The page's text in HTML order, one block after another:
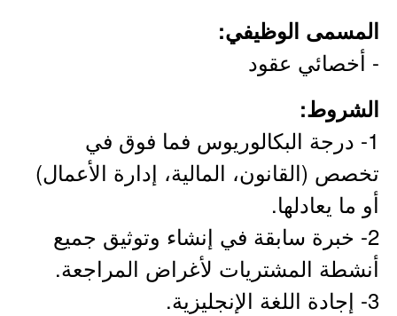
المسمى الوظيفي:
- أخصائي عقود
الشروط:
1- درجة البكالوريوس فما فوق في
تخصص (القانون، المالية، إدارة الأعمال)
أو ما يعادلها.
2- خبرة سابقة في إنشاء وتوثيق جميع
أنشطة المشتريات لأغراض المراجعة.
3- إجادة اللغة الإنجليزية.